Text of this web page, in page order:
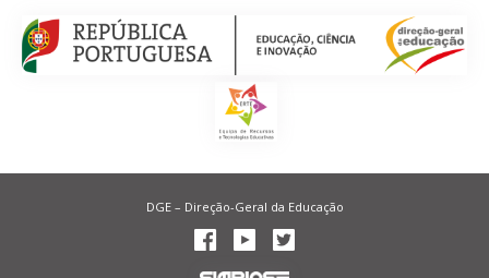
DGE – Direção-Geral da Educação